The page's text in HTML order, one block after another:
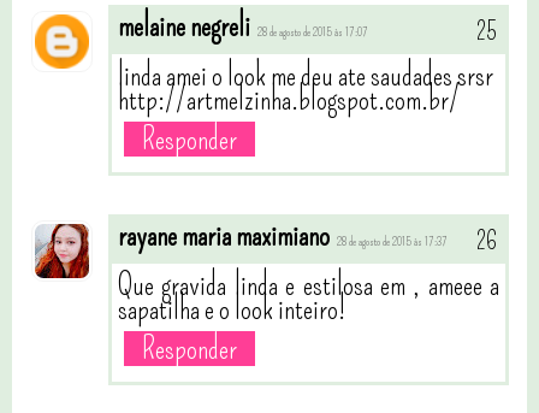
melaine negreli 28 de agosto de 2015 às 17:07
linda amei o look me deu ate saudades srsr
http://artmelzinha.blogspot.com.br/
Responder
rayane maria maximiano 28 de agosto de 2015 às 17:37
Que gravida linda e estilosa em , ameee a
sapatilha e o look inteiro!
Responder